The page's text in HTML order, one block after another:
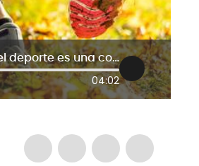
Directora de centro de entrenamiento físico en España: el deporte es una conexión profunda
04:02